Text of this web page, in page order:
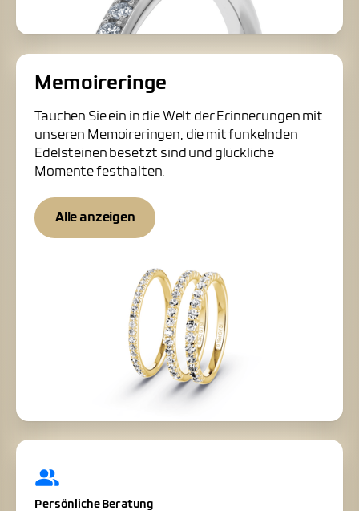
Memoireringe
Tauchen Sie ein in die Welt der Erinnerungen mit
unseren Memoireringen, die mit funkelnden
Edelsteinen besetzt sind und glückliche
Momente festhalten.
Alle anzeigen
Persönliche Beratung